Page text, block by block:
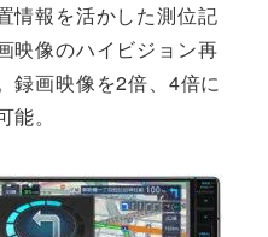
情報を活かした測位記
映像のハイビジョン再
録画映像を2倍、4倍に
。